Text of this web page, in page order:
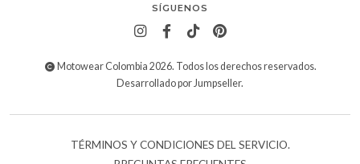
SÍGUENOS
Motowear Colombia 2026. Todos los derechos reservados.
Desarrollado por Jumpseller.
TÉRMINOS Y CONDICIONES DEL SERVICIO.